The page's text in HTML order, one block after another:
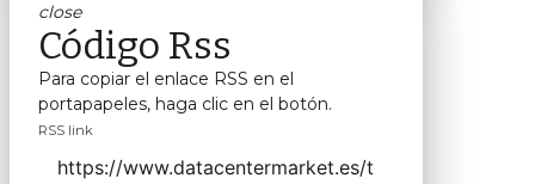
close
Código Rss
Para copiar el enlace RSS en el
portapapeles, haga clic en el botón.
RSS link